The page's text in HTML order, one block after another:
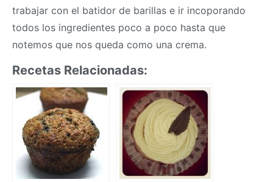
trabajar con el batidor de barillas e ir incoporando
todos los ingredientes poco a poco hasta que
notemos que nos queda como una crema.
Recetas Relacionadas: